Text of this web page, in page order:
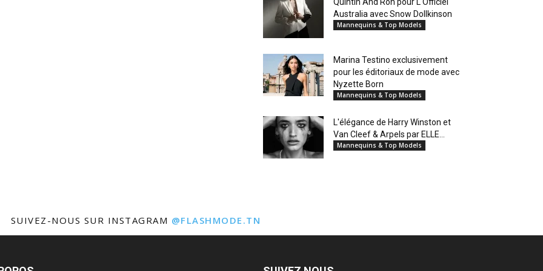
Australia avec Snow Dollkinson
Mannequins & Top Models
Marina Testino exclusivement
pour les éditoriaux de mode avec
Nyzette Born
Mannequins & Top Models
L'élégance de Harry Winston et
Van Cleef & Arpels par ELLE...
Mannequins & Top Models
SUIVEZ-NOUS SUR INSTAGRAM @FLASHMODE.TN